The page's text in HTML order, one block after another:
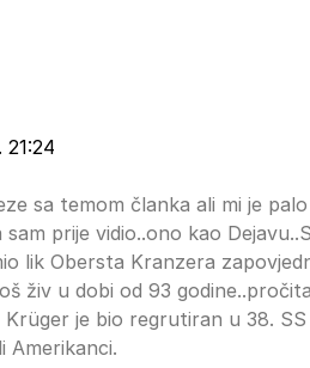
21:24
sa temom članka ali mi je
sam prije vidio..ono kao
lik Obersta Kranzera
živ u dobi od 93
Krüger je bio regrutiran u 38.
Amerikanci.